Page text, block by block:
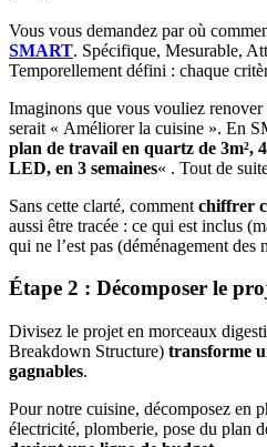
Vous vous demandez par où
SMART. Spécifique, Mesurable,
Temporellement défini : chaque
Imaginons que vous vouliez
serait « Améliorer la cuisine ». En
plan de travail en quartz de 3m²,
LED, en 3 semaines« . Tout de
Sans cette clarté, comment chiffrer
aussi être tracée : ce qui est inclus
qui ne l’est pas (déménagement des
Étape 2 : Décomposer le
Divisez le projet en morceaux
Breakdown Structure) transforme
gagnables.
Pour notre cuisine, décomposez en
électricité, plomberie, pose du plan